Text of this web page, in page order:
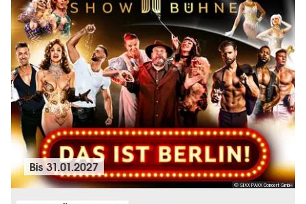
© SIXX PAXX Concert GmbH
Bis31.01.2027